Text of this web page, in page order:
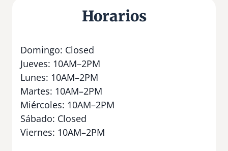
Horarios
Domingo: Closed
Jueves: 10AM–2PM
Lunes: 10AM–2PM
Martes: 10AM–2PM
Miércoles: 10AM–2PM
Sábado: Closed
Viernes: 10AM–2PM